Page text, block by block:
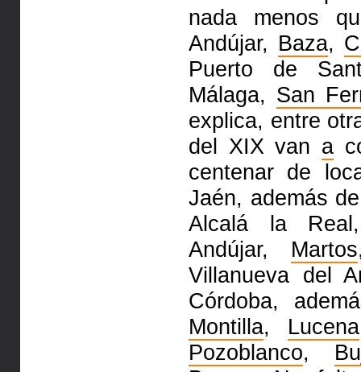
nada menos
Andújar, Baza,
Puerto de
Málaga, San
explica, entre
del XIX van a
centenar de
Jaén, además
Alcalá la
Andújar, Martos
Villanueva del
Córdoba,
Montilla, Lucena
Pozoblanco,